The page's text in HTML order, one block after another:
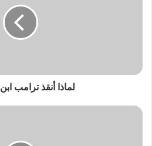
لماذا أنقذ ترامب